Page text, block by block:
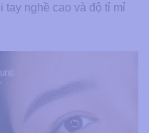
tay nghề cao và độ tỉ mỉ